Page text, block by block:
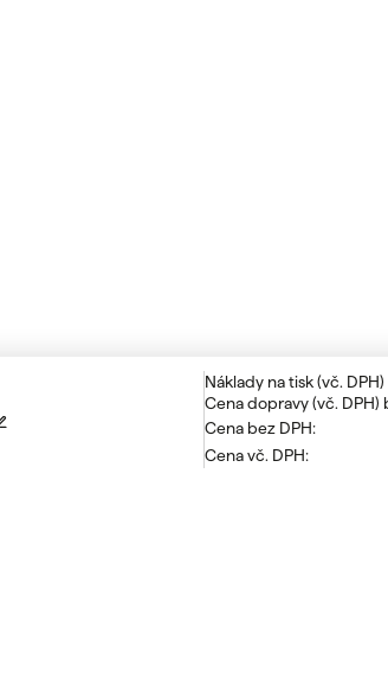
Náklady na tisk(vč. DPH)
Cena dopravy(vč. DPH)
Cena bez DPH:
Cena vč. DPH: